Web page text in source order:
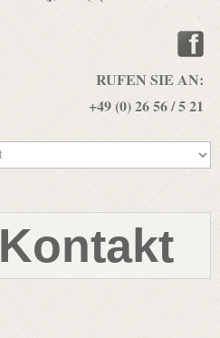
RUFEN SIE AN:
+49 (0) 26 56 / 5 21
Kontakt